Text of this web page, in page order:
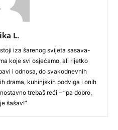
L.
iza šarenog svijeta sasava-
koje svi osjećamo, ali rijetko
i odnosa, do svakodnevnih
drama, kuhinjskih podviga i onih
trebaš reći – “pa dobro,
šašav!”